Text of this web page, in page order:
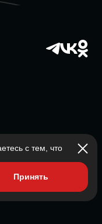
с тем, что
Принять